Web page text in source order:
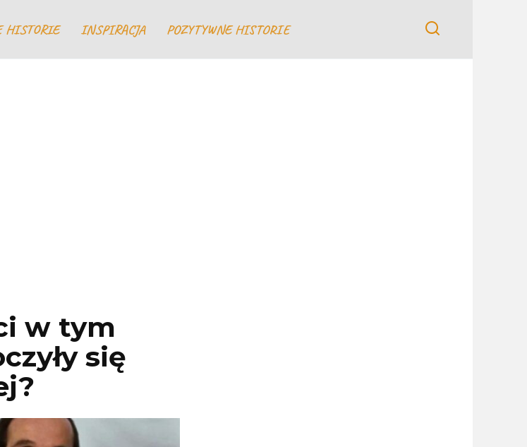
HISTORIE INSPIRACJA POZYTYWNE HISTORIE
w tym
się